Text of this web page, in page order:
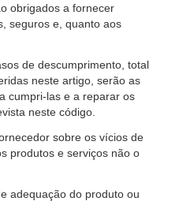
obrigados a fornecer
seguros e, quanto aos
de descumprimento, total
neste artigo, serão as
cumpri-las e a reparar os
neste código.
sobre os vícios de
produtos e serviços não o
adequação do produto ou